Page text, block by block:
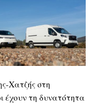
Χατζής στη
έχουν τη δυνατότητα